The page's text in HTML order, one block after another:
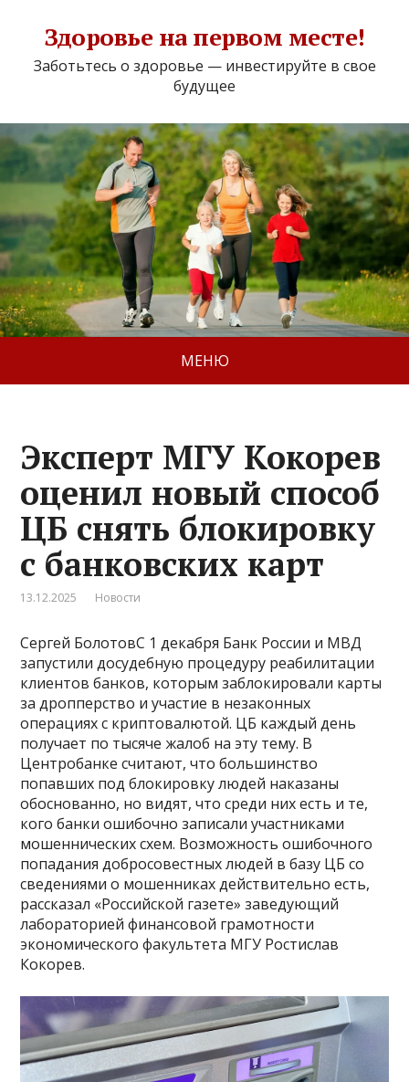
Здоровье на первом месте!
Заботьтесь о здоровье — инвестируйте в свое
будущее
МЕНЮ
Эксперт МГУ Кокорев
оценил новый способ
ЦБ снять блокировку
с банковских карт
13.12.2025 Новости
Сергей БолотовС 1 декабря Банк России и МВД
запустили досудебную процедуру реабилитации
клиентов банков, которым заблокировали карты
за дропперство и участие в незаконных
операциях с криптовалютой. ЦБ каждый день
получает по тысяче жалоб на эту тему. В
Центробанке считают, что большинство
попавших под блокировку людей наказаны
обоснованно, но видят, что среди них есть и те,
кого банки ошибочно записали участниками
мошеннических схем. Возможность ошибочного
попадания добросовестных людей в базу ЦБ со
сведениями о мошенниках действительно есть,
рассказал «Российской газете» заведующий
лабораторией финансовой грамотности
экономического факультета МГУ Ростислав
Кокорев.